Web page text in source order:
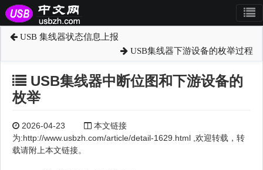
USB 集线器状态信息上报
USB集线器下游设备的枚举过程
USB集线器中断位图和下游设备的
枚举
2026-04-23
本文链接
为:http://www.usbzh.com/article/detail-1629.html ,欢迎转载，转
载请附上本文链接。